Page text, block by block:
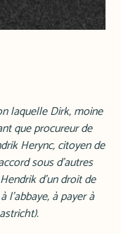
laquelle Dirk, moine
que procureur de
Herync, citoyen de
sous d'autres
d'un droit de
l'abbaye, à payer à